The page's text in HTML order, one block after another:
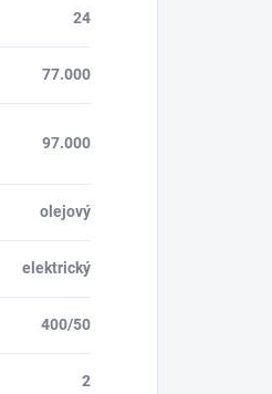
24
77.000
97.000
olejový
elektrický
400/50
2